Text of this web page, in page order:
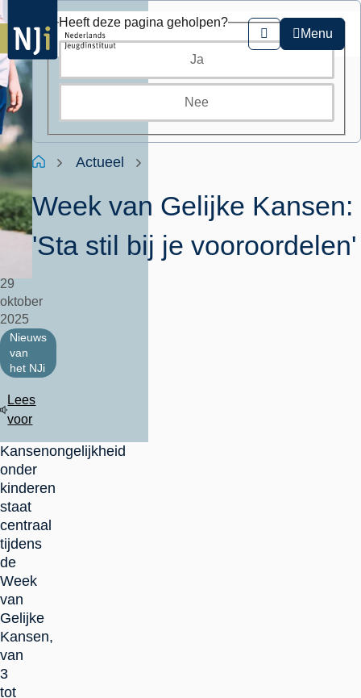
Overslaan
en
naar
de
inhoud
gaan
Zoeken
Menu
Kruimelpad
HomeActueel
Week van Gelijke Kansen:
'Sta stil bij je vooroordelen'
29
oktober
2025
Nieuws
van
het NJi
Lees
voor
Kansenongelijkheid
onder
kinderen
staat
centraal
tijdens
de
Week
van
Gelijke
Kansen,
van
3
tot
Heeft deze pagina geholpen?
Ja
Nee